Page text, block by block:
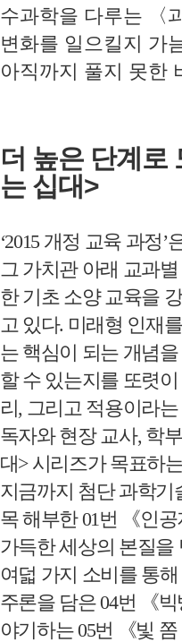
수과학을 다루는
〈
변화를 일으킬지 가
아직까지 풀지 못한
더 높은 단계로
는 십대>
‘2015 개정 교육 과정’
그 가치관 아래 교과
한 기초 소양 교육을
고 있다. 미래형 인재
는 핵심이 되는 개념
할 수 있는지를 또렷
리, 그리고 적용이라
독자와 현장 교사, 학
대> 시리즈가 목표하
지금까지 첨단 과학
목 해부한01번 《인
가득한 세상의 본질
여덟 가지 소비를 통
주론을 담은04번 《빅
야기하는05번 《빛